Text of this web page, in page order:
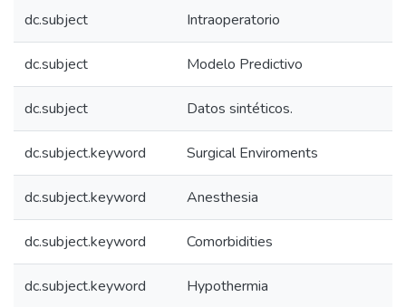
dc.subject Intraoperatorio
dc.subject Modelo Predictivo
dc.subject Datos sintéticos.
dc.subject.keyword Surgical Enviroments
dc.subject.keyword Anesthesia
dc.subject.keyword Comorbidities
dc.subject.keyword Hypothermia